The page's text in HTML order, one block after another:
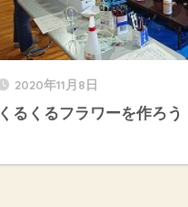
2020年11月8日
くるくるフラワーを作ろう